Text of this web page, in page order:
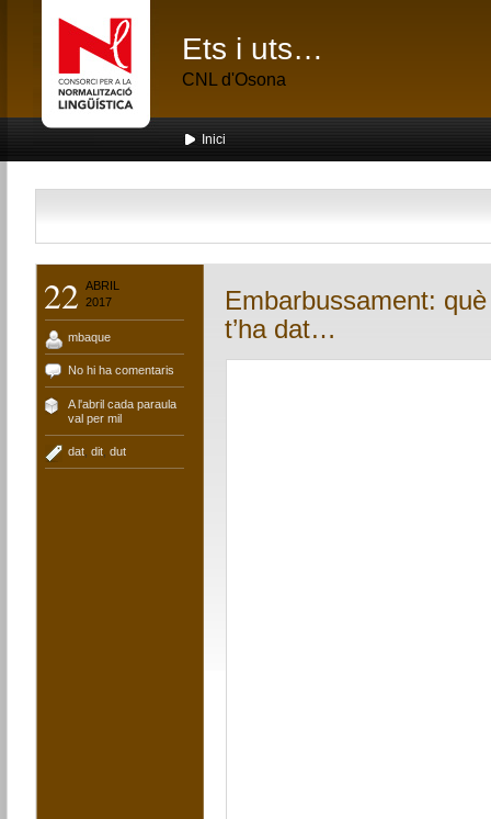
Ets i uts…
CNL d'Osona
Inici
22
ABRIL
2017
mbaque
No hi ha comentaris
A l'abril cada paraula
val per mil
dat ,dit ,dut
Embarbussament:
t’ha dat…